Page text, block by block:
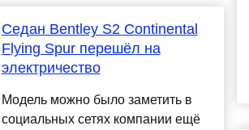
Седан Bentley S2 Continental
Flying Spur перешёл на
электричество
Модель можно было заметить в
социальных сетях компании ещё